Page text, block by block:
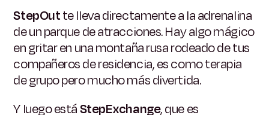
StepOutte lleva directamente a la adrenalina
de un parque de atracciones. Hay algo mágico
en gritar en una montaña rusa rodeado de tus
compañeros de residencia, es como terapia
de grupo pero mucho más divertida.
Y luego estáStepExchange, que es